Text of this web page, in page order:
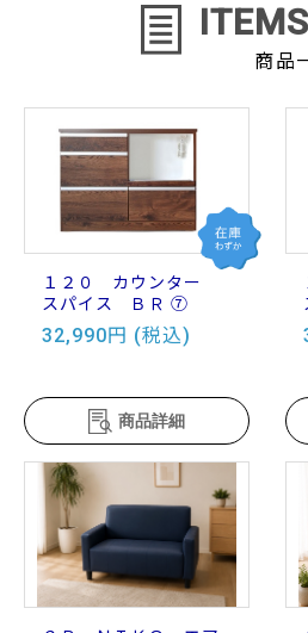
商品
１２０ カウンター
スパイス ＢＲ ⑦
32,990円 (税込)
商品詳細